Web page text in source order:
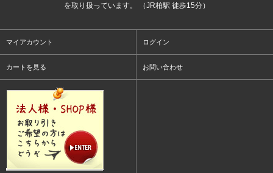
を取り扱っています。 （JR柏駅 徒歩15分）
マイアカウント ログイン
カートを見る お問い合わせ